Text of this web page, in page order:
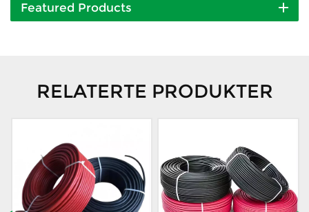
Featured Products
RELATERTE PRODUKTER